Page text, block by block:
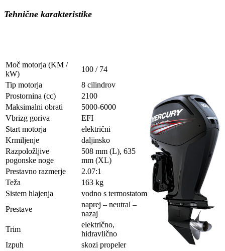
Tehnične karakteristike
Moč motorja (KM /
kW)
100 / 74
Tip motorja
8 cilindrov
Prostornina (cc)
2100
Maksimalni obrati
5000-6000
Vbrizg goriva
EFI
Start motorja
električni
Krmiljenje
daljinsko
Razpoložljive
pogonske noge
508 mm (L), 635
mm (XL)
Prestavno razmerje
2.07:1
Teža
163 kg
Sistem hlajenja
vodno s termostatom
Prestave
naprej – neutral –
nazaj
Trim
električno,
hidravlično
Izpuh
skozi propeler